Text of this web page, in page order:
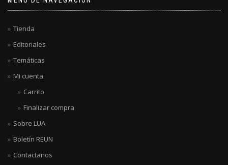
Tienda
Editoriales
Temáticas
Mi cuenta
Carrito
Finalizar compra
Sobre LUA
Boletín REUN
Contactanos